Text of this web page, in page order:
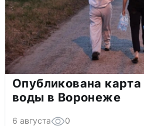
Опубликована
воды в Воронеже
6 августа 0